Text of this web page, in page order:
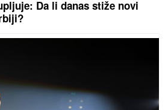
Da li danas stiže novi